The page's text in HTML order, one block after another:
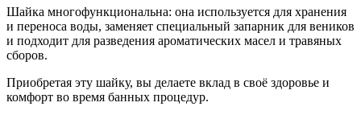
Шайка многофункциональна: она используется для хранения
и переноса воды, заменяет специальный запарник для веников
и подходит для разведения ароматических масел и травяных
сборов.
Приобретая эту шайку, вы делаете вклад в своё здоровье и
комфорт во время банных процедур.